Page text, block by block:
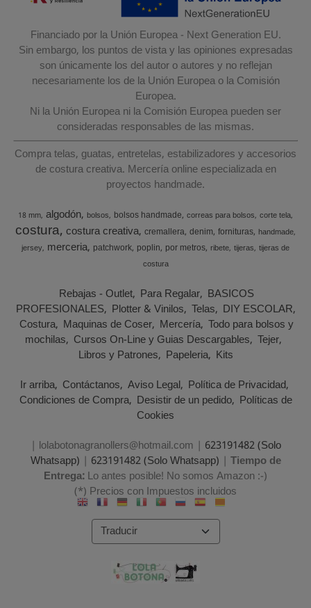
Financiado por la Unión Europea - Next Generation EU.
Sin embargo, los puntos de vista y las opiniones expresadas
son únicamente los del autor o autores y no reflejan
necesariamente los de la Unión Europea o la Comisión
Europea.
Ni la Unión Europea ni la Comisión Europea pueden ser
consideradas responsables de las mismas.
Compra telas, guatas, entretelas, estabilizadores y accesorios
de costura creativa. Mercería online especializada en
proyectos handmade.
18 mm algodón bolsos bolsos handmade correas para bolsos corte tela
costura costura creativa cremallera denim fornituras handmade
jersey merceria patchwork poplin por metros ribete tijeras tijeras de
costura
Rebajas - Outlet Para Regalar BASICOS
PROFESIONALES Plotter & Vinilos Telas DIY ESCOLAR
Costura Maquinas de Coser Mercería Todo para bolsos y
mochilas Cursos On-Line y Guias Descargables Tejer
Libros y Patrones Papeleria Kits
Ir arriba Contáctanos Aviso Legal Política de Privacidad
Condiciones de Compra Desistir de un pedido Políticas de
Cookies
| lolabotonagranollers@hotmail.com | 623191482 (Solo
Whatsapp) | 623191482 (Solo Whatsapp) | Tiempo de
Entrega:Lo antes posible! No somos Amazon :-)
(*) Precios con Impuestos incluidos